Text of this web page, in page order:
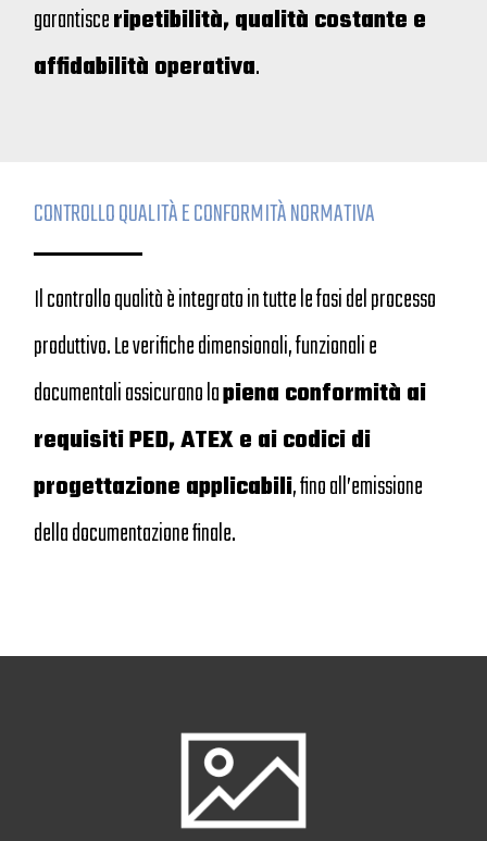
garantisceripetibilità, qualità costante e
affidabilità operativa.
CONTROLLO QUALITÀ E CONFORMITÀ NORMATIVA
Il controllo qualità è integrato in tutte le fasi del processo
produttivo. Le verifiche dimensionali, funzionali e
documentali assicurano lapiena conformità ai
requisiti PED, ATEX e ai codici di
progettazione applicabili, fino all’emissione
della documentazione finale.